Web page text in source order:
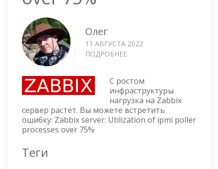
Олег
11 АВГУСТА 2022
ПОДРОБНЕЕ
UTILIZATION
OF
IPMI
POLLER
PROCESSES
С ростом
инфраструктуры
нагрузка на Zabbix
сервер растёт. Вы можете встретить
ошибку: Zabbix server: Utilization of ipmi poller
processes over 75%
Теги